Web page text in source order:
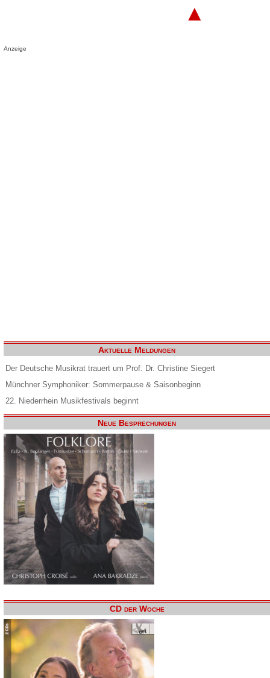
▲
Anzeige
Aktuelle Meldungen
Der Deutsche Musikrat trauert um Prof. Dr. Christine Siegert
Münchner Symphoniker: Sommerpause & Saisonbeginn
22. Niederrhein Musikfestivals beginnt
Neue Besprechungen
CD der Woche